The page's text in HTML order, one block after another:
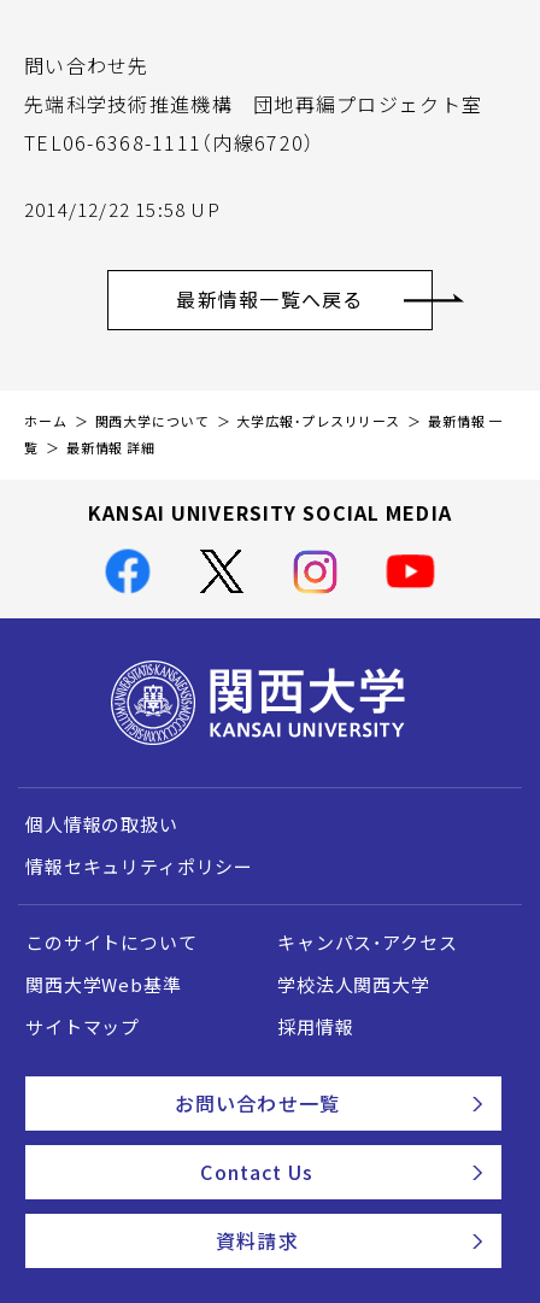
問い合わせ先
先端科学技術推進機構 団地再編プロジェクト室
TEL06-6368-1111（内線6720）
2014/12/22 15:58 UP
最新情報一覧へ戻る
ホーム 関西大学について 大学広報・プレスリリース
最新情報 一
覧
最新情報 詳細
KANSAI UNIVERSITY SOCIAL MEDIA
個人情報の取扱い
情報セキュリティポリシー
このサイトについて
キャンパス・アクセス
関西大学Web基準
学校法人関西大学
サイトマップ
採用情報
お問い合わせ一覧
Contact Us
資料請求